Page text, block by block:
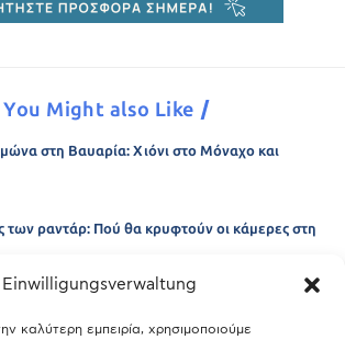
Einwilligungsverwaltung
καλύτερη εμπειρία, χρησιμοποιούμε
You Might also Like
στη Βαυαρία: Χιόνι στο Μόναχο και
των ραντάρ: Πού θα κρυφτούν οι κάμερες στη